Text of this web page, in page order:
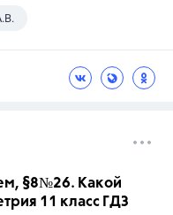
§8№26. Какой
11 класс ГДЗ